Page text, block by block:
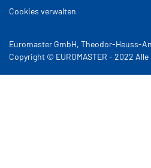
Cookies verwalten
Euromaster GmbH, Theodor-Heuss-
Copyright © EUROMASTER - 2022